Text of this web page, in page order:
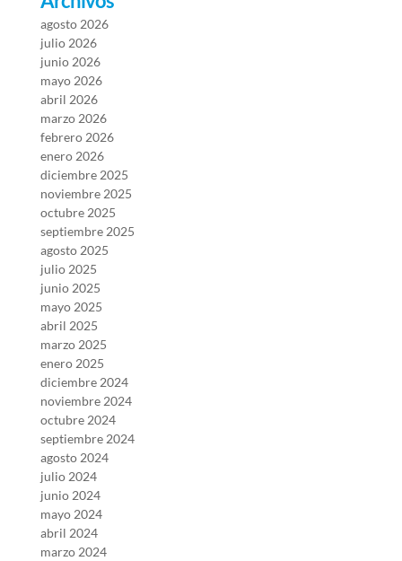
agosto 2026
julio 2026
junio 2026
mayo 2026
abril 2026
marzo 2026
febrero 2026
enero 2026
diciembre 2025
noviembre 2025
octubre 2025
septiembre 2025
agosto 2025
julio 2025
junio 2025
mayo 2025
abril 2025
marzo 2025
enero 2025
diciembre 2024
noviembre 2024
octubre 2024
septiembre 2024
agosto 2024
julio 2024
junio 2024
mayo 2024
abril 2024
marzo 2024